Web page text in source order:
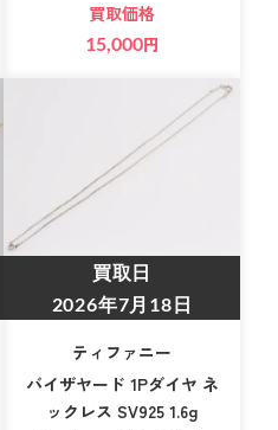
買取価格
15,000円
買取日
2026年7月18日
ティファニー
バイザヤード 1Pダイヤ ネ
ックレス SV925 1.6g